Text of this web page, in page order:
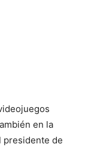
en la
presidente de